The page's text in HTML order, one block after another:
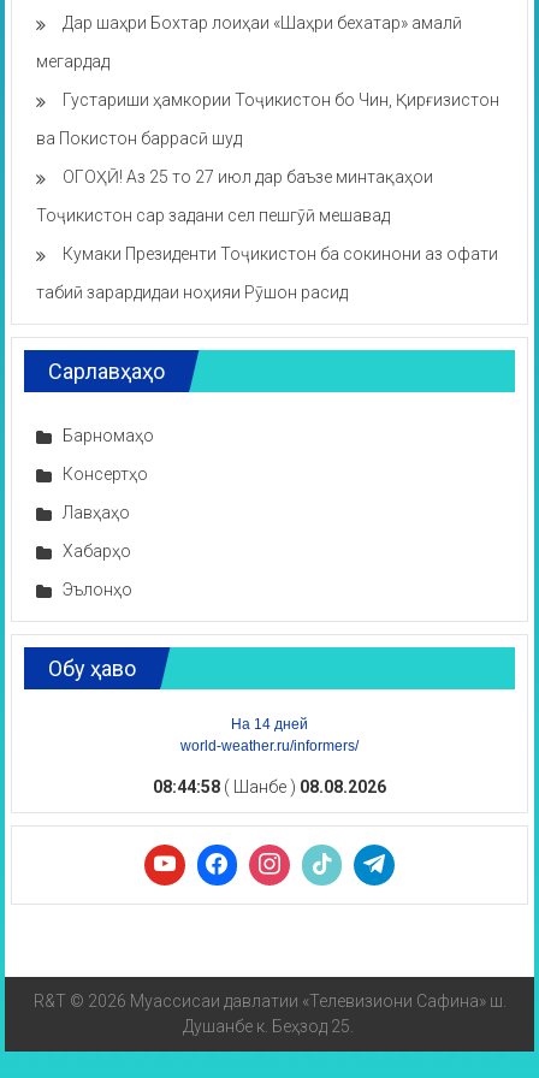
Дар шаҳри Бохтар лоиҳаи «Шаҳри бехатар» амалӣ
мегардад
Густариши ҳамкории Тоҷикистон бо Чин, Қирғизистон
ва Покистон баррасӣ шуд
ОГОҲӢ! Аз 25 то 27 июл дар баъзе минтақаҳои
Тоҷикистон сар задани сел пешгӯӣ мешавад
Кумаки Президенти Тоҷикистон ба сокинони аз офати
табиӣ зарардидаи ноҳияи Рӯшон расид
Сарлавҳаҳо
Барномаҳо
Консертҳо
Лавҳаҳо
Хабарҳо
Эълонҳо
Обу ҳаво
На 14 дней
world-weather.ru/informers/
08:44:58 ( Шанбе ) 08.08.2026
R&T © 2026 Муассисаи давлатии «Телевизиони Сафина» ш.
Душанбе к. Беҳзод 25.